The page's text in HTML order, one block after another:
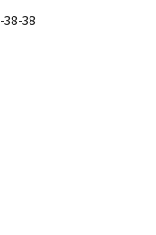
38-38